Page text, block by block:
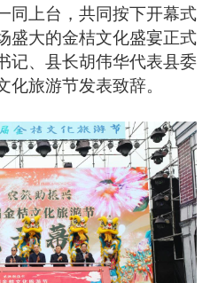
同上台，共同按下开幕式
盛大的金桔文化盛宴正式
记、县长胡伟华代表县委
旅游节发表致辞。